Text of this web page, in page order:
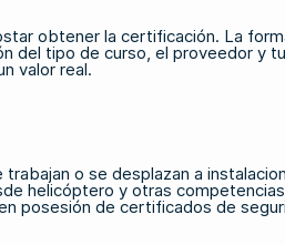
obtener la certificación. La
del tipo de curso, el proveedor y
valor real.
o se desplazan a
helicóptero y otras
posesión de certificados de